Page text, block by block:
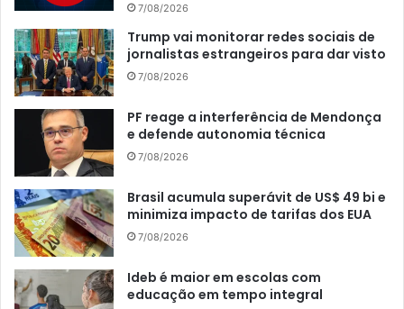
7/08/2026
Trump vai monitorar redes sociais de
jornalistas estrangeiros para dar visto
7/08/2026
PF reage a interferência de Mendonça
e defende autonomia técnica
7/08/2026
Brasil acumula superávit de US$ 49 bi e
minimiza impacto de tarifas dos EUA
7/08/2026
Ideb é maior em escolas com
educação em tempo integral